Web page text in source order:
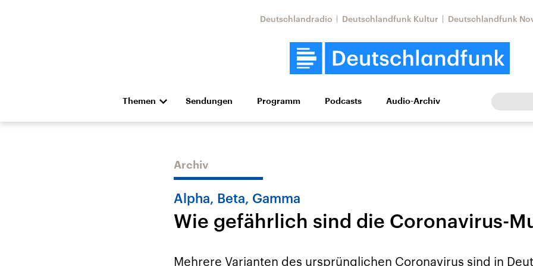
Deutschlandradio Deutschlandfunk Kultur Deutschlandfunk
Themen
Die Nachrichten Politik Wirtschaft Wissen Kultur Europa
Aktuelle Beiträge,
Aktuelle Lage und
Aktuelle Lage und
In unseren
Sendungen Programm Podcasts Audio-Archiv
Archiv
Alpha, Beta, Gamma
Wie gefährlich sind die Coronavirus-
Mehrere Varianten des ursprünglichen Coronavirus sind in